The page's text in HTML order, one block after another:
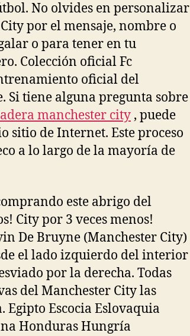
No olvides en personalizar
por el mensaje, nombre o
o para tener en tu
Colección oficial Fc
oficial del
Si tiene alguna pregunta sobre
manchester city , puede
sitio de Internet. Este proceso
a lo largo de la mayoría de
este abrigo del
City por 3 veces menos!
De Bruyne (Manchester City)
el lado izquierdo del interior
por la derecha. Todas
del Manchester City las
Egipto Escocia Eslovaquia
Honduras Hungría